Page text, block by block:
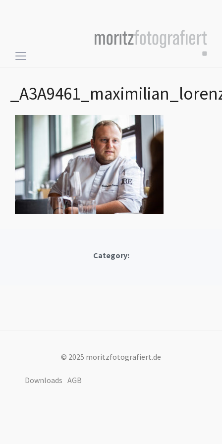
Toggle
navigation
Category:
© 2025 moritzfotografiert.de
Downloads AGB